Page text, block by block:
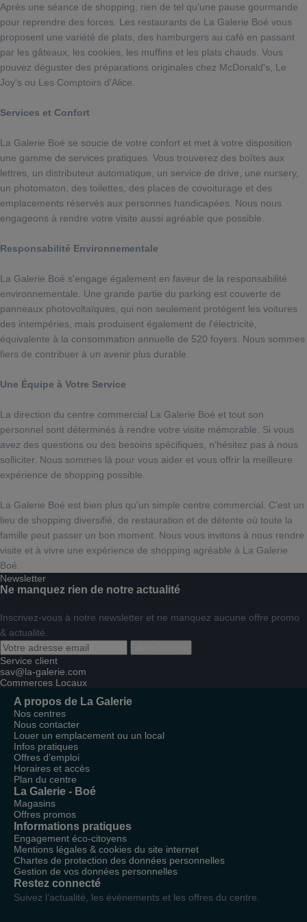
Après une séance de shopping, rien de tel qu'une pause gourmande
pour reprendre des forces. Les restaurants de La Galerie Boé vous
proposent une variété de plats, des hamburgers au café en passant
par les gâteaux, les cookies, les muffins et les plats chauds. Vous
pouvez déguster des préparations originales chez McDonald's, Le
Joy's ou Les Comptoirs d'Alice.
Services et Confort
La Galerie Boé se soucie de votre confort et met à votre disposition
une gamme de services pratiques. Vous trouverez des boîtes aux
lettres, un distributeur automatique, un service de drive, une nursery,
un photomaton, des toilettes, des places de covoiturage et des
emplacements réservés aux personnes handicapées. Nous nous
engageons à rendre votre visite aussi agréable que possible.
Responsabilité Environnementale
La Galerie Boé s'engage également en faveur de la responsabilité
environnementale. Une grande partie du parking est couverte de
panneaux photovoltaïques, qui non seulement protègent les voitures
des intempéries, mais produisent également de l'électricité,
équivalente à la consommation annuelle de 520 foyers. Nous sommes
fiers de contribuer à un avenir plus durable.
Une Équipe à Votre Service
La direction du centre commercial La Galerie Boé et tout son
personnel sont déterminés à rendre votre visite mémorable. Si vous
avez des questions ou des besoins spécifiques, n'hésitez pas à nous
solliciter. Nous sommes là pour vous aider et vous offrir la meilleure
expérience de shopping possible.
La Galerie Boé est bien plus qu'un simple centre commercial. C'est un
lieu de shopping diversifié, de restauration et de détente où toute la
famille peut passer un bon moment. Nous vous invitons à nous rendre
visite et à vivre une expérience de shopping agréable à La Galerie
Boé.
Newsletter
Ne manquez rien de notre actualité
Inscrivez-vous à notre newsletter et ne manquez aucune offre promo
& actualité.
Service client
sav@la-galerie.com
Commerces Locaux
A propos de La Galerie
Nos centres
Nous contacter
Louer un emplacement ou un local
Infos pratiques
Offres d’emploi
Horaires et accès
Plan du centre
La Galerie - Boé
Magasins
Offres promos
Informations pratiques
Engagement éco-citoyens
Mentions légales & cookies du site internet
Chartes de protection des données personnelles
Gestion de vos données personnelles
Restez connecté
Suivez l’actualité, les événements et les offres du centre.